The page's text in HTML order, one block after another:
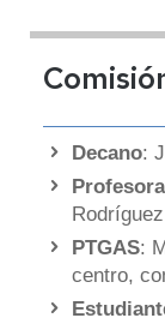
Decano:
Rodríguez
PTGAS:
centro,